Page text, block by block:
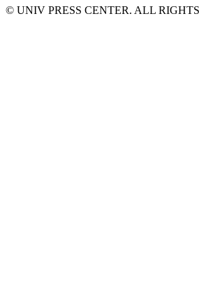
© UNIV PRESS CENTER. ALL